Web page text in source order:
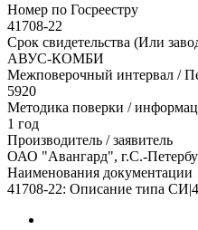
Номер по Госреестру
41708-22
Срок свидетельства (Или
АВУС-КОМБИ
Межповерочный интервал /
5920
Методика поверки /
1 год
Производитель / заявитель
ОАО "Авангард", г.С.-
Наименования документации
41708-22: Описание типа